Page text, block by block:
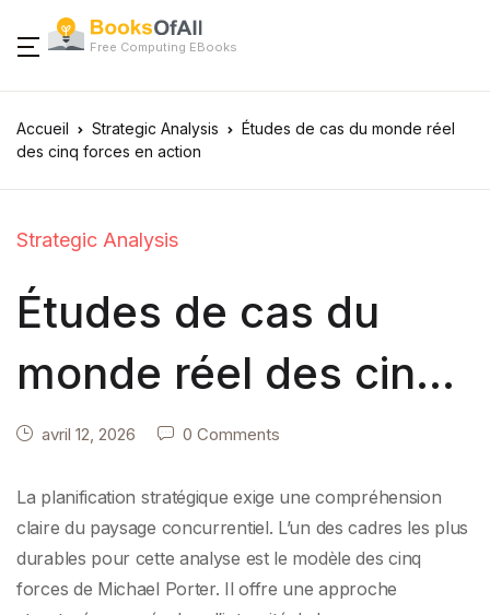
Free Computing EBooks
Accueil Strategic Analysis
Études de cas du monde réel
des cinq forces en action
Strategic Analysis
Études de cas du
monde réel des cinq
forces en action
avril 12, 2026 0 Comments
La planification stratégique exige une compréhension
claire du paysage concurrentiel. L’un des cadres les plus
durables pour cette analyse est le modèle des cinq
forces de Michael Porter. Il offre une approche